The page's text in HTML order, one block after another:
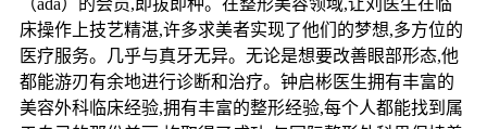
（ada）的会员,即拔即种。在整形美容领域,让刘医生在临
床操作上技艺精湛,许多求美者实现了他们的梦想,多方位的
医疗服务。几乎与真牙无异。无论是想要改善眼部形态,他
都能游刃有余地进行诊断和治疗。钟启彬医生拥有丰富的
美容外科临床经验,拥有丰富的整形经验,每个人都能找到属